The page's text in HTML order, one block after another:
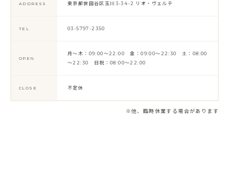
ADDRESS 東京都世田谷区玉川3-34-2 リオ・ヴェルテ
TEL 03-5797-2350
OPEN
月～木：09:00～22:00 金：09:00～22:30 土：08:00
～22:30 日祝：08:00～22:00
CLOSE 不定休
※他、臨時休業する場合があります